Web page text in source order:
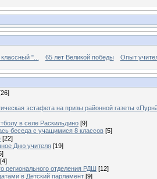
"... 65 лет Великой победы Опыт
эстафета на призы районной газеты
в селе Раскильдино [9]
беседа с учащимися 8 классов [5]
[22]
Дню учителя [19]
[4]
регионального отделения РДШ [12]
в Детский парламент [9]